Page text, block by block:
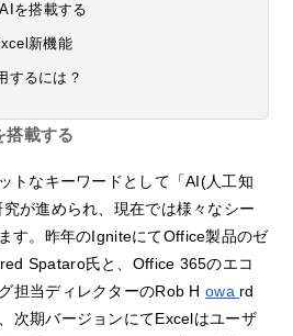
を搭載する
新機能
するには？
搭載する
トなキーワードとして「AI(人工知
が進められ、現在では様々なシー
す。昨年のIgniteにてOffice製品のゼ
Spataro氏と、Office 365のエコ
担当ディレクターのRob H owa rd
次期バージョンにてExcelはユーザ